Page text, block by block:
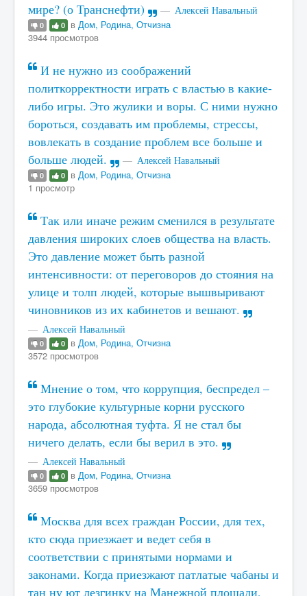
мире? (о Транснефти)
Алексей Навальный
0 0 в Дом, Родина, Отчизна
3944 просмотров
И не нужно из соображений
политкорректности играть с властью в какие-
либо игры. Это жулики и воры. С ними нужно
бороться, создавать им проблемы, стрессы,
вовлекать в создание проблем все больше и
больше людей.
Алексей Навальный
0 0 в Дом, Родина, Отчизна
1 просмотр
Так или иначе режим сменился в результате
давления широких слоев общества на власть.
Это давление может быть разной
интенсивности: от переговоров до стояния на
улице и толп людей, которые вышвыривают
чиновников из их кабинетов и вешают.
Алексей Навальный
0 0 в Дом, Родина, Отчизна
3572 просмотров
Мнение о том, что коррупция, беспредел –
это глубокие культурные корни русского
народа, абсолютная туфта. Я не стал бы
ничего делать, если бы верил в это.
Алексей Навальный
0 0 в Дом, Родина, Отчизна
3659 просмотров
Москва для всех граждан России, для тех,
кто сюда приезжает и ведет себя в
соответствии с принятыми нормами и
законами. Когда приезжают патлатые чабаны и
тан ну ют лезгинку на Манежной площади,